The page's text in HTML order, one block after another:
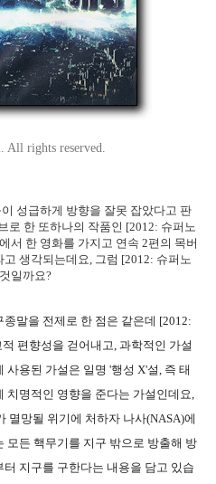
rights reserved.
성급하게 방향을 잘못 잡았다고 판
로 한 또하나의 작품인 [2012: 슈퍼노
서 한 영화를 가지고 연속 2편의 목버
생각되는데요, 그럼 [2012: 슈퍼노
일까요?
말을 전제로 한 점은 같은데 [2012:
편향성을 걷어내고, 과학적인 가설
용된 가설은 일명 '행성 X'설, 즉 태
치명적인 영향을 준다는 가설인데요,
멸망될 위기에 처하자 나사(NASA)에
모든 핵무기를 지구 밖으로 방출해 방
지구를 구한다는 내용을 담고 있습